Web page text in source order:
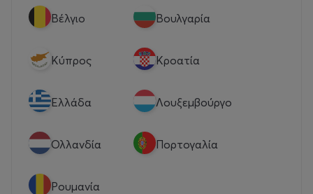
Βέλγιο Βουλγαρία
Κύπρος Κροατία
Eλλάδα Λουξεμβούργο
Ολλανδία Πορτογαλία
Ρουμανία